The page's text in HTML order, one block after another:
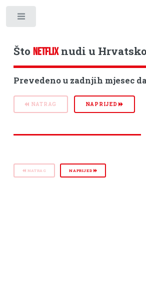
Što NETFLIXnudi u
Prevedeno u zadnjih mjesec
NATRAG NAPRIJED
NATRAG NAPRIJED